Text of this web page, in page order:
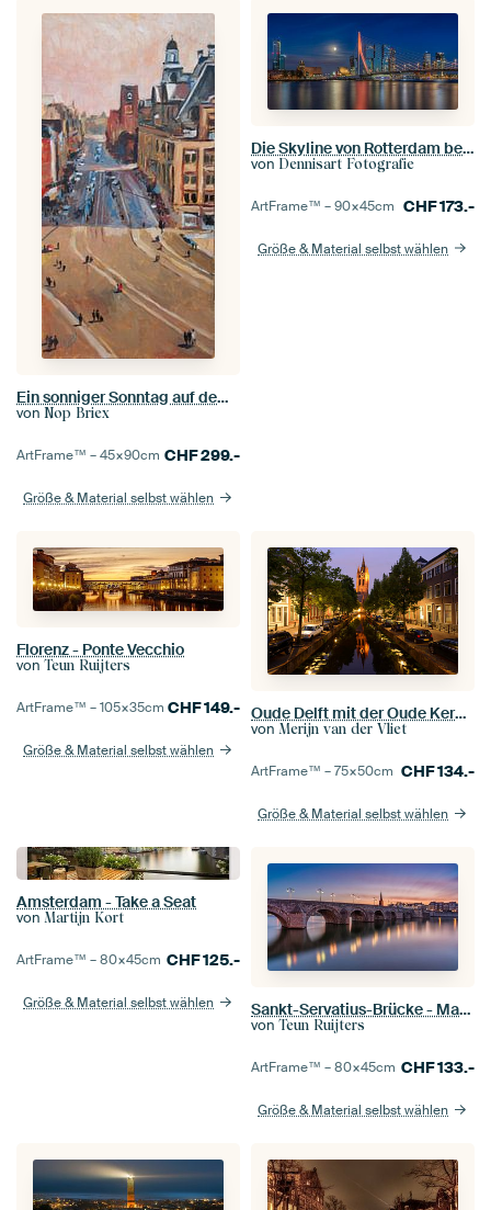
Ein sonniger Sonntag auf dem Damrak
von Nop Briex
ArtFrame™ –45×90cm CHF299.-
Größe & Material selbst wählen
Die Skyline von Rotterdam bei Vollmond
von Dennisart Fotografie
ArtFrame™ –90×45cm CHF173.-
Größe & Material selbst wählen
Florenz - Ponte Vecchio
von Teun Ruijters
ArtFrame™ –105×35cm CHF149.-
Größe & Material selbst wählen
Oude Delft mit der Oude Kerk in Delft am Abend
von Merijn van der Vliet
ArtFrame™ –75×50cm CHF134.-
Größe & Material selbst wählen
Amsterdam - Take a Seat
von Martijn Kort
ArtFrame™ –80×45cm CHF125.-
Größe & Material selbst wählen Sankt-Servatius-Brücke - Maastricht in der blauen Stunde
von Teun Ruijters
ArtFrame™ –80×45cm CHF133.-
Größe & Material selbst wählen